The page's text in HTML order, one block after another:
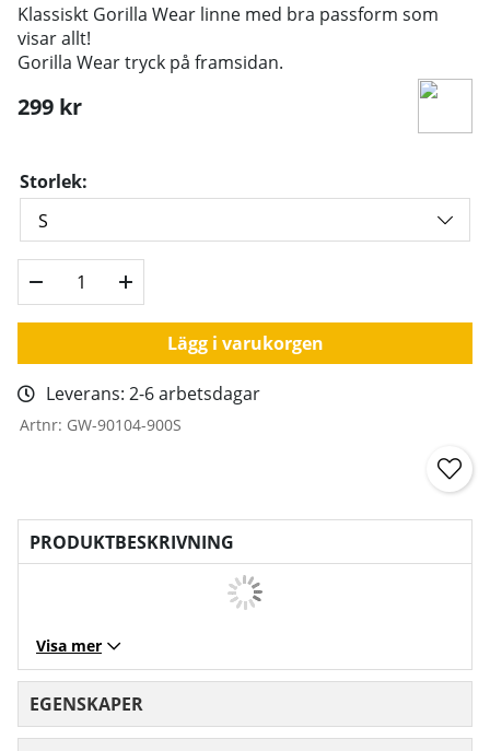
Klassiskt Gorilla Wear linne med bra passform som
visar allt!
Gorilla Wear tryck på framsidan.
299 kr
Storlek:
Lägg i varukorgen
Leverans: 2-6 arbetsdagar
Artnr: GW-90104-900S
PRODUKTBESKRIVNING
Visa mer
EGENSKAPER